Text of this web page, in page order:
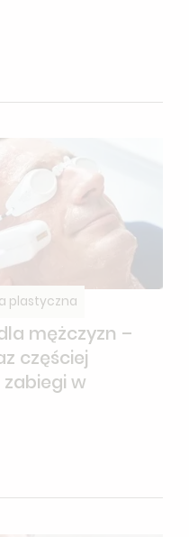
plastyczna
mężczyzn –
częściej
w